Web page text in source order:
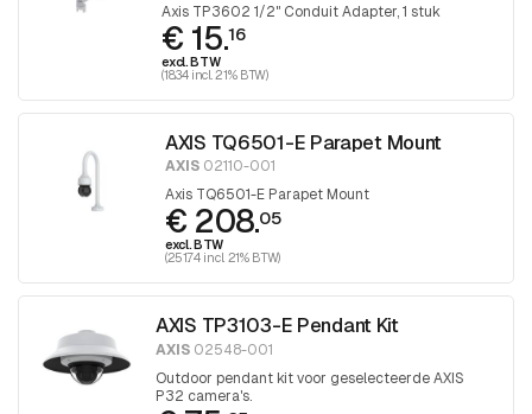
Axis TP3602 1/2" Conduit Adapter, 1 stuk
€ 15.16
excl. BTW
(18.34 incl. 21% BTW)
AXIS TQ6501-E Parapet Mount
AXIS02110-001
Axis TQ6501-E Parapet Mount
€ 208.05
excl. BTW
(251.74 incl. 21% BTW)
AXIS TP3103-E Pendant Kit
AXIS 02548-001
Outdoor pendant kit voor geselecteerde AXIS
P32 camera's.